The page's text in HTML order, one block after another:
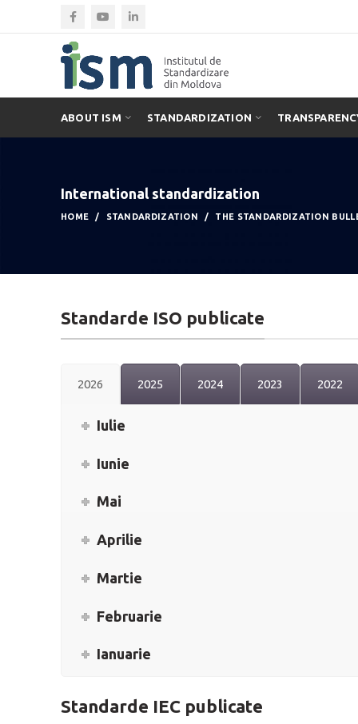
ABOUT ISM STANDARDIZATION
International standardization
HOME STANDARDIZATION THE STANDARDIZATION
Standarde ISO publicate
2026 2025 2024 2023 2022
Iulie
Iunie
Mai
Aprilie
Martie
Februarie
Ianuarie
Standarde IEC publicate